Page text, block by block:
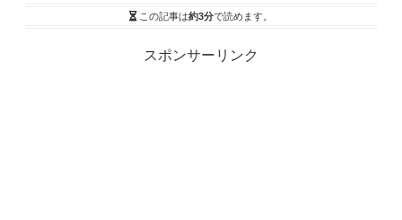
この記事は約3分で読めます。
スポンサーリンク